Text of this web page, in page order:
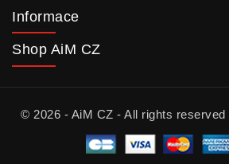
Informace
Shop AiM CZ
© 2026 - AiM CZ - All rights reserved